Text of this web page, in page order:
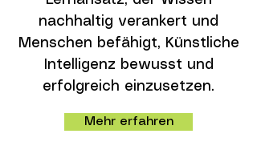
nachhaltig verankert und
Menschen befähigt, Künstliche
Intelligenz bewusst und
erfolgreich einzusetzen.
Mehr erfahren